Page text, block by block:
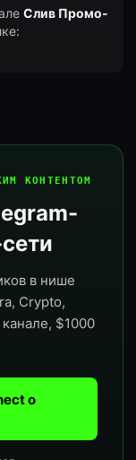
Слив Промо-
КОНТЕНТОМ
в нише
Crypto,
$1000
о